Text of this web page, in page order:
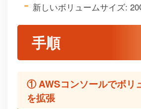
新しいボリュームサイズ:
手順
① AWSコンソールでボリ
を拡張